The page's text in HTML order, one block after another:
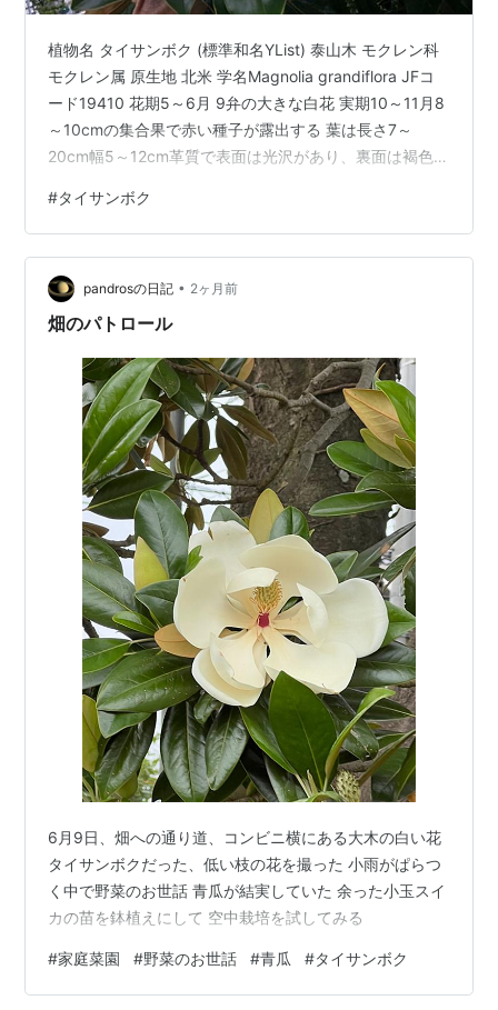
植物名 タイサンボク (標準和名YList) 泰山木 モクレン科
モクレン属 原生地 北米 学名Magnolia grandiflora JFコ
ード19410 花期5～6月 9弁の大きな白花 実期10～11月8
～10cmの集合果で赤い種子が露出する 葉は長さ7～
20cm幅5～12cm革質で表面は光沢があり、裏面は褐色の
に渡来 花言葉・前途洋々、壮麗 6月8日の誕生花 日本の
野生植物ⅠP-107
#タイサンボク
pandrosの日記 • 2ヶ月前
畑のパトロール
6月9日、畑への通り道、コンビニ横にある大木の白い花
タイサンボクだった、低い枝の花を撮った 小雨がぱらつ
く中で野菜のお世話 青瓜が結実していた 余った小玉スイ
カの苗を鉢植えにして 空中栽培を試してみる
#家庭菜園 #野菜のお世話 #青瓜 #タイサンボク